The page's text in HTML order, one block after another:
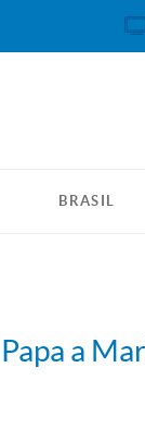
BRASIL
a